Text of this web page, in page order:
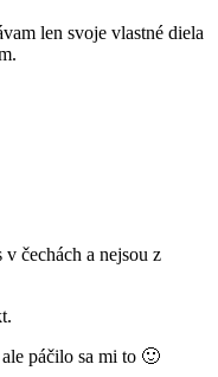
len svoje vlastné diela
čechách a nejsou z
páčilo sa mi to 🙂